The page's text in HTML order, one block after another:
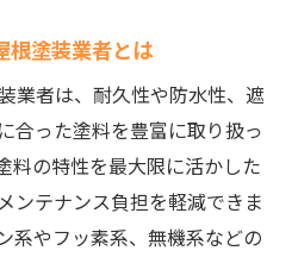
根塗装業者とは
業者は、耐久性や防水性、遮
合った塗料を豊富に取り扱っ
料の特性を最大限に活かした
ンテナンス負担を軽減できま
系やフッ素系、無機系などの